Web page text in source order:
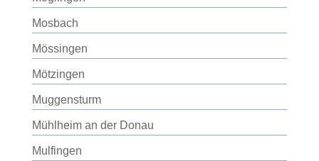
Mosbach
Mössingen
Mötzingen
Muggensturm
Mühlheim an der Donau
Mulfingen